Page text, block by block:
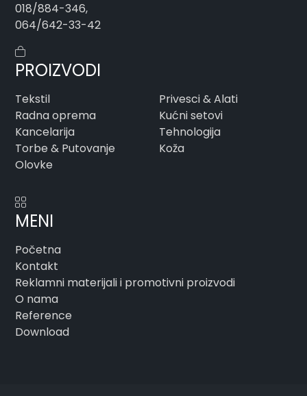
018/884-346,
064/642-33-42
PROIZVODI
Tekstil
Radna oprema
Kancelarija
Torbe & Putovanje
Olovke
Privesci & Alati
Kućni setovi
Tehnologija
Koža
MENI
Početna
Kontakt
Reklamni materijali i promotivni proizvodi
O nama
Reference
Download